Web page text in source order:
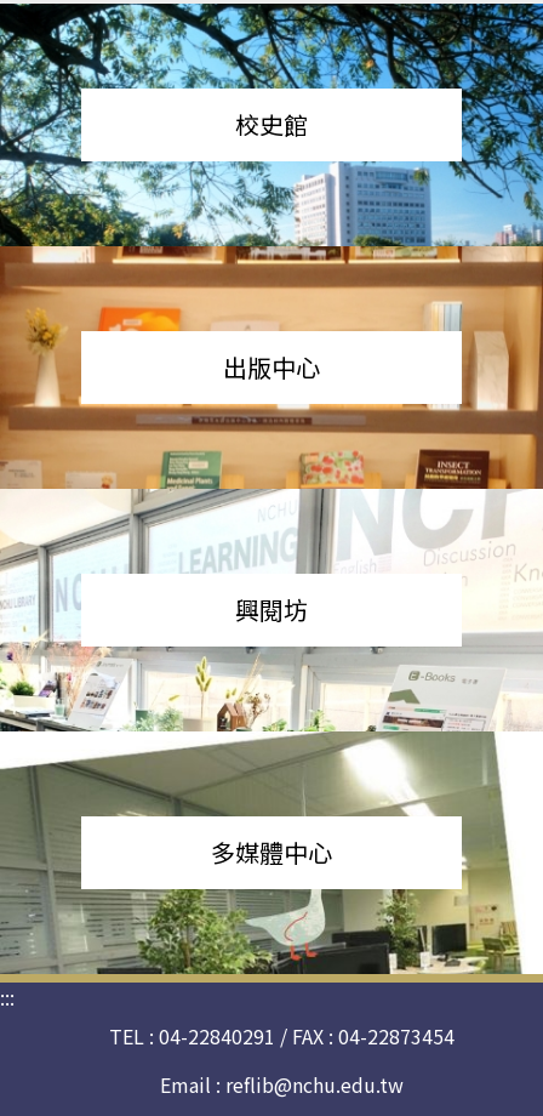
校史館
出版中心
興閱坊
多媒體中心
:::
TEL : 04-22840291 / FAX : 04-22873454
Email : reflib@nchu.edu.tw